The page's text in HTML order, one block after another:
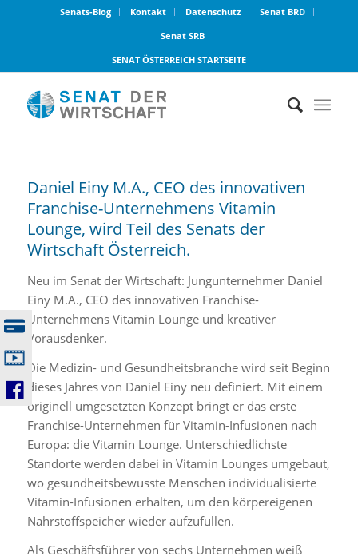
Senats-Blog Kontakt Datenschutz
Senat BRD
Senat SRB
SENAT ÖSTERREICH STARTSEITE
Daniel Einy M.A., CEO des innovativen
Franchise-Unternehmens Vitamin
Lounge, wird Teil des Senats der
Wirtschaft Österreich.
Neu im Senat der Wirtschaft: Jungunternehmer Daniel
Einy M.A., CEO des innovativen Franchise-
Unternehmens Vitamin Lounge und kreativer
Vorausdenker.
Die Medizin- und Gesundheitsbranche wird seit Beginn
dieses Jahres von Daniel Einy neu definiert. Mit einem
originell umgesetzten Konzept bringt er das erste
Franchise-Unternehmen für Vitamin-Infusionen nach
Europa: die Vitamin Lounge. Unterschiedlichste
Standorte werden dabei in Vitamin Lounges umgebaut,
wo gesundheitsbewusste Menschen individualisierte
Vitamin-Infusionen erhalten, um den körpereigenen
Nährstoffspeicher wieder aufzufüllen.
Als Geschäftsführer von sechs Unternehmen weiß